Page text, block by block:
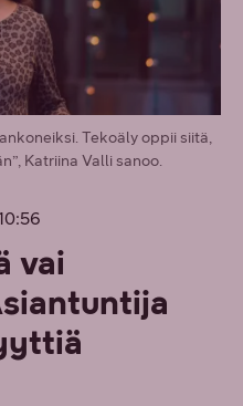
Tekoäly oppii siitä,
Katriina Valli sanoo.
vai